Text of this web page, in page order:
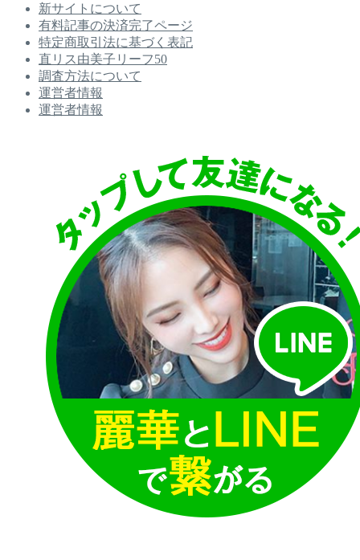
新サイトについて
有料記事の決済完了ページ
特定商取引法に基づく表記
直リス由美子リーフ50
調査方法について
運営者情報
運営者情報